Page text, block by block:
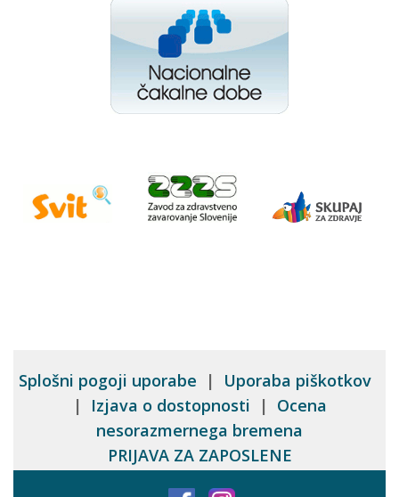
Splošni pogoji uporabe | Uporaba piškotkov
|
Izjava o dostopnosti | Ocena
nesorazmernega bremena
PRIJAVA ZA ZAPOSLENE